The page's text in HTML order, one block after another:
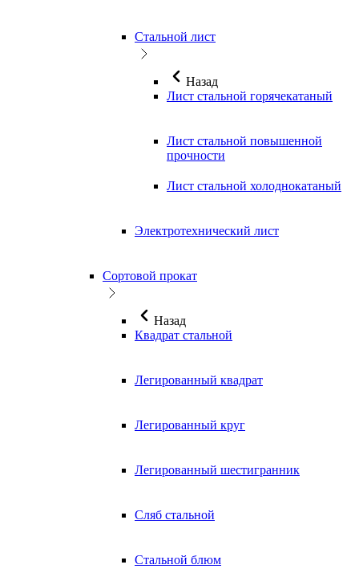
Стальной лист
Назад
Лист стальной горячекатаный
Лист стальной повышенной
прочности
Лист стальной холоднокатаный
Электротехнический лист
Сортовой прокат
Назад
Квадрат стальной
Легированный квадрат
Легированный круг
Легированный шестигранник
Сляб стальной
Стальной блюм